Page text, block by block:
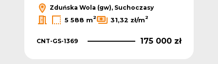
Zduńska Wola (gw), Suchoczasy
5 588 m2 31,32 zł/m2
CNT-GS-1369 175 000 zł